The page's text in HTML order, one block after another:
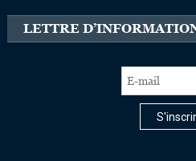
LETTRE